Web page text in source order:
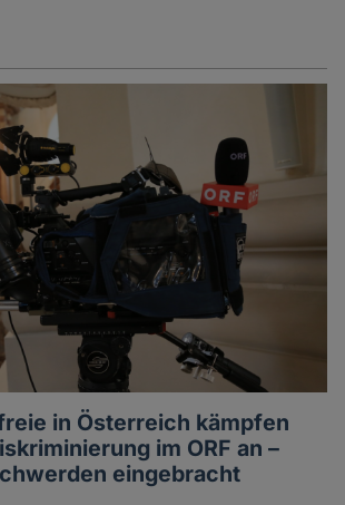
in Österreich kämpfen
im ORF an –
eingebracht